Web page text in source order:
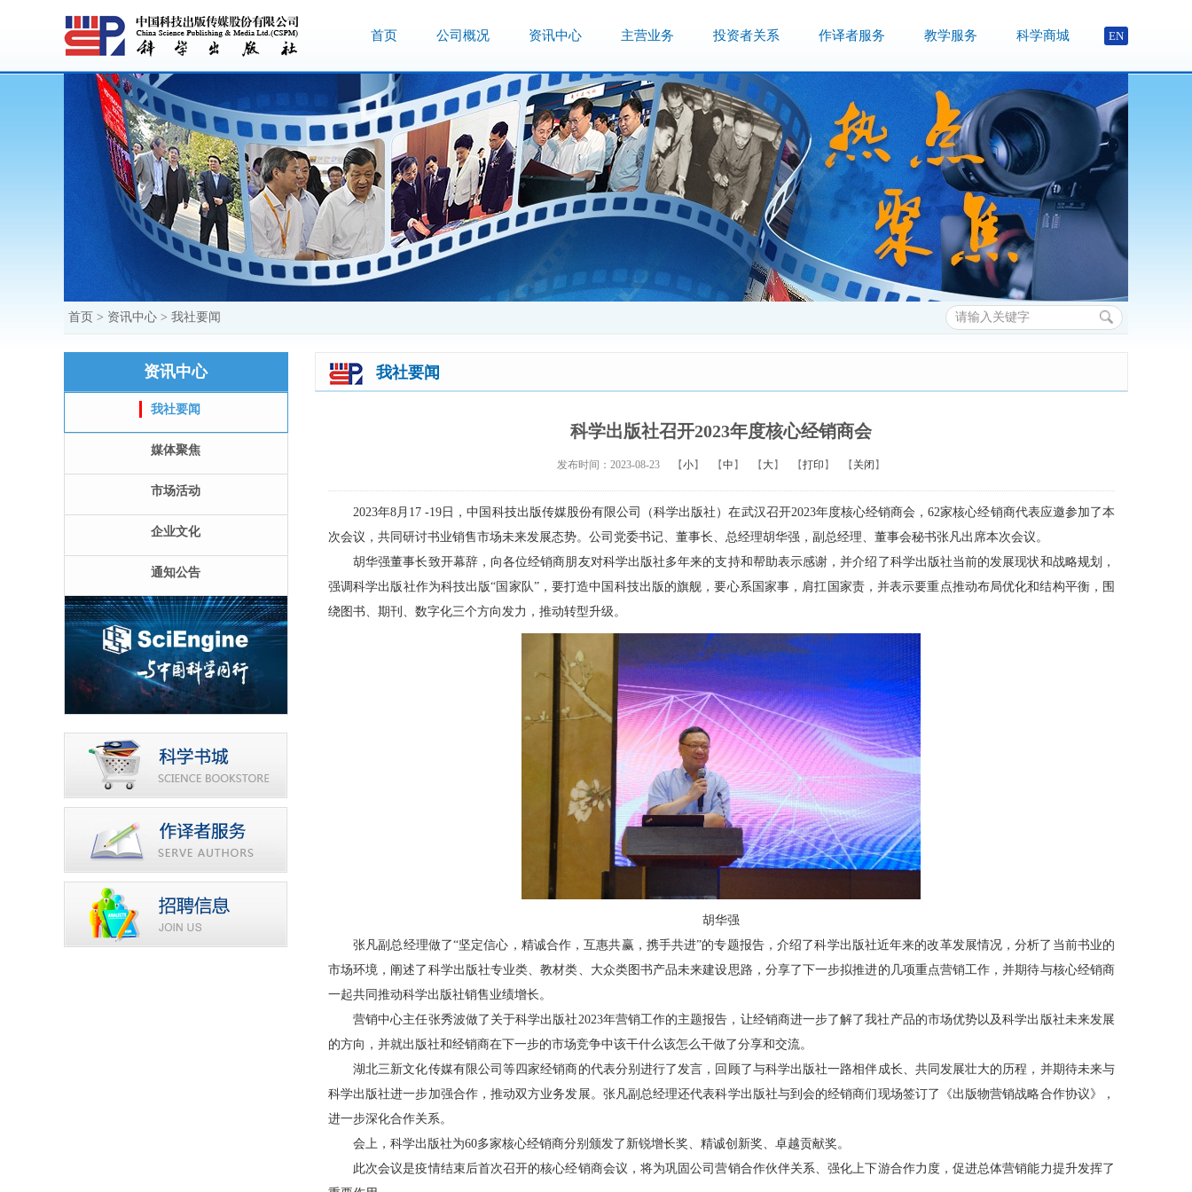
首页 公司概况 资讯中心 主营业务 投资者关系 作译者服务 教学服务 科学商城 EN
首页 > 资讯中心 > 我社要闻
资讯中心
我社要闻
媒体聚焦
市场活动
企业文化
通知公告
我社要闻
科学出版社召开2023年度核心经销商会
发布时间：2023-08-23 【小】 【中 】 【 大】 【打印 】 【 关闭 】
2023年8月17 -19日，中国科技出版传媒股份有限公司（科学出版社）在武汉召开2023年度核心经销商会，62家核心经销商代表应邀参加了本
次会议，共同研讨书业销售市场未来发展态势。公司党委书记、董事长、总经理胡华强，副总经理、董事会秘书张凡出席本次会议。
胡华强董事长致开幕辞，向各位经销商朋友对科学出版社多年来的支持和帮助表示感谢，并介绍了科学出版社当前的发展现状和战略规划，
强调科学出版社作为科技出版“国家队”，要打造中国科技出版的旗舰，要心系国家事，肩扛国家责，并表示要重点推动布局优化和结构平衡，围
绕图书、期刊、数字化三个方向发力，推动转型升级。
胡华强
张凡副总经理做了“坚定信心，精诚合作，互惠共赢，携手共进”的专题报告，介绍了科学出版社近年来的改革发展情况，分析了当前书业的
市场环境，阐述了科学出版社专业类、教材类、大众类图书产品未来建设思路，分享了下一步拟推进的几项重点营销工作，并期待与核心经销商
一起共同推动科学出版社销售业绩增长。
营销中心主任张秀波做了关于科学出版社2023年营销工作的主题报告，让经销商进一步了解了我社产品的市场优势以及科学出版社未来发展
的方向，并就出版社和经销商在下一步的市场竞争中该干什么该怎么干做了分享和交流。
湖北三新文化传媒有限公司等四家经销商的代表分别进行了发言，回顾了与科学出版社一路相伴成长、共同发展壮大的历程，并期待未来与
科学出版社进一步加强合作，推动双方业务发展。张凡副总经理还代表科学出版社与到会的经销商们现场签订了《出版物营销战略合作协议》，
进一步深化合作关系。
会上，科学出版社为60多家核心经销商分别颁发了新锐增长奖、精诚创新奖、卓越贡献奖。
此次会议是疫情结束后首次召开的核心经销商会议，将为巩固公司营销合作伙伴关系、强化上下游合作力度，促进总体营销能力提升发挥了